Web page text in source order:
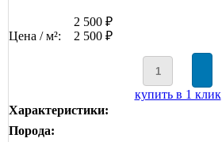
2 500 ₽
Цена / м²:
2 500 ₽
купить в 1 клик
Характеристики:
Порода: